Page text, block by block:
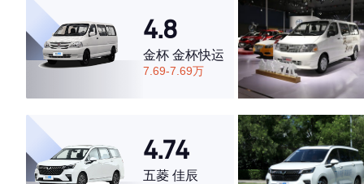
·空间表现一般，低于88%同级车
4.8
金杯 金杯快运
7.69-7.69万
4.74
五菱 佳辰